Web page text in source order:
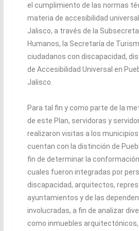
el cumplimiento de las normas
materia de accesibilidad
Jalisco, a través de la
Humanos, la Secretaría de
ciudadanos con discapacidad,
de Accesibilidad Universal en
Jalisco.
Para tal fin y como parte de la
de este Plan, servidoras y
realizaron visitas a los
cuentan con la distinción de
fin de determinar la
cuales fueron integradas por
discapacidad, arquitectos,
ayuntamientos y de las
involucradas, a fin de analizar
como inmuebles